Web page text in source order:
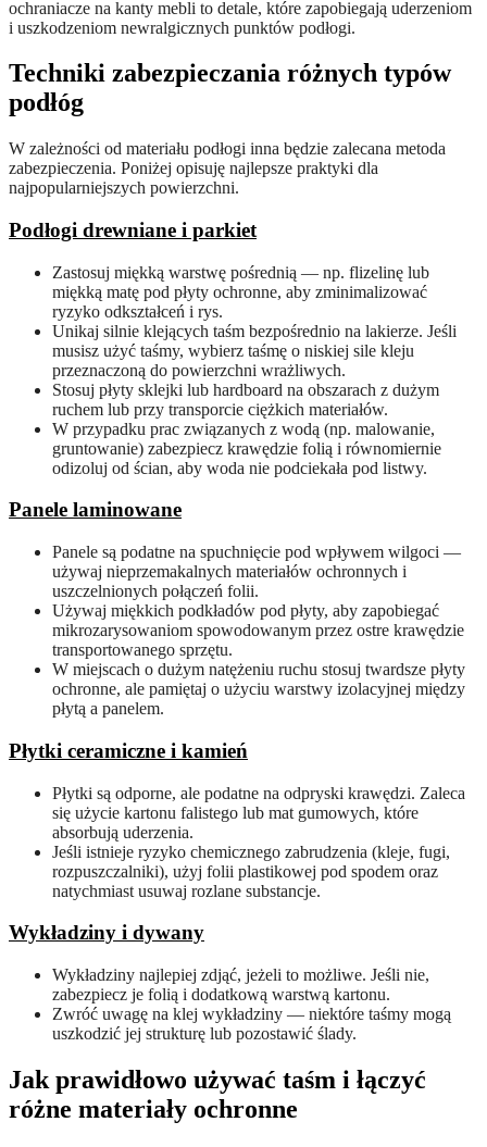
ochraniacze na kanty mebli to detale, które zapobiegają uderzeniom
i uszkodzeniom newralgicznych punktów podłogi.
Techniki zabezpieczania różnych typów
podłóg
W zależności od materiału podłogi inna będzie zalecana metoda
zabezpieczenia. Poniżej opisuję najlepsze praktyki dla
najpopularniejszych powierzchni.
Podłogi drewniane i parkiet
Zastosuj miękką warstwę pośrednią — np. flizelinę lub
miękką matę pod płyty ochronne, aby zminimalizować
ryzyko odkształceń i rys.
Unikaj silnie klejących taśm bezpośrednio na lakierze. Jeśli
musisz użyć taśmy, wybierz taśmę o niskiej sile kleju
przeznaczoną do powierzchni wrażliwych.
Stosuj płyty sklejki lub hardboard na obszarach z dużym
ruchem lub przy transporcie ciężkich materiałów.
W przypadku prac związanych z wodą (np. malowanie,
gruntowanie) zabezpiecz krawędzie folią i równomiernie
odizoluj od ścian, aby woda nie podciekała pod listwy.
Panele laminowane
Panele są podatne na spuchnięcie pod wpływem wilgoci —
używaj nieprzemakalnych materiałów ochronnych i
uszczelnionych połączeń folii.
Używaj miękkich podkładów pod płyty, aby zapobiegać
mikrozarysowaniom spowodowanym przez ostre krawędzie
transportowanego sprzętu.
W miejscach o dużym natężeniu ruchu stosuj twardsze płyty
ochronne, ale pamiętaj o użyciu warstwy izolacyjnej między
płytą a panelem.
Płytki ceramiczne i kamień
Płytki są odporne, ale podatne na odpryski krawędzi. Zaleca
się użycie kartonu falistego lub mat gumowych, które
absorbują uderzenia.
Jeśli istnieje ryzyko chemicznego zabrudzenia (kleje, fugi,
rozpuszczalniki), użyj folii plastikowej pod spodem oraz
natychmiast usuwaj rozlane substancje.
Wykładziny i dywany
Wykładziny najlepiej zdjąć, jeżeli to możliwe. Jeśli nie,
zabezpiecz je folią i dodatkową warstwą kartonu.
Zwróć uwagę na klej wykładziny — niektóre taśmy mogą
uszkodzić jej strukturę lub pozostawić ślady.
Jak prawidłowo używać taśm i łączyć
różne materiały ochronne